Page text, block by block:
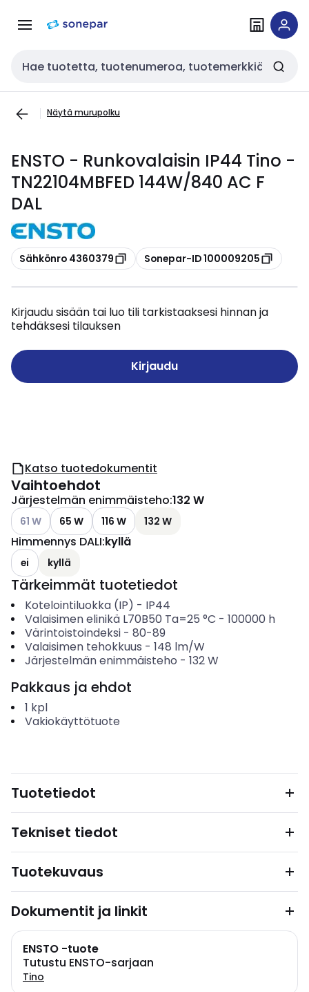
navigointiinsisältöön
Haku
Näytä murupolku
ENSTO - Runkovalaisin IP44 Tino -
TN22104MBFED 144W/840 AC F
DAL
Kopioi
Sähkönro 4360379 Kopioi
Sonepar-ID 100009205
Kirjaudu sisään tai luo tili tarkistaaksesi hinnan ja
tehdäksesi tilauksen
Kirjaudu
Katso tuotedokumentit
Vaihtoehdot
Järjestelmän enimmäisteho:132 W
Katso käytettävissä olevat vaihtoehdot
61 W 65 W 116 W 132 W
Himmennys DALI:kyllä
ei kyllä
Tärkeimmät tuotetiedot
Kotelointiluokka (IP) - IP44
Valaisimen elinikä L70B50 Ta=25 °C - 100000 h
Värintoistoindeksi- 80-89
Valaisimen tehokkuus - 148 lm/W
Järjestelmän enimmäisteho - 132W
Pakkaus ja ehdot
1 kpl
Vakiokäyttötuote
Tuotetiedot
Tekniset tiedot
Tuotekuvaus
Dokumentit ja linkit
ENSTO -tuote
Tutustu ENSTO-sarjaan
Tino